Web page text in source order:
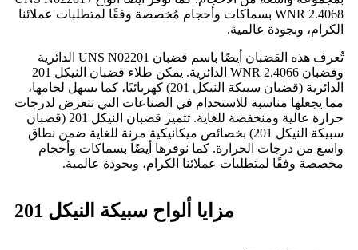
WNR 2.4068 بسماكات وأحجام مُخصصة وفقًا لمتطلبات عملائنا
الكرام، وبجودة عالمية.
تُعرف هذه القضبان أيضًا باسم قضبان UNS N02201 الدائرية
وقضبان WNR 2.4066 الدائرية. يمكن طلاء قضبان النيكل 201
الدائرية (قضبان سبيكة النيكل 201) كهربائيًا، كما يسهل لحامها،
مما يجعلها مناسبة للاستخدام في الصناعات التي تتعرض لدرجات
حرارة عالية ومنخفضة للغاية. تتميز قضبان النيكل 201 (قضبان
سبيكة النيكل 201) بخصائص ميكانيكية مرنة للغاية ضمن نطاق
واسع من درجات الحرارة. كما نوفرها أيضًا بسماكات وأحجام
مخصصة وفقًا لمتطلبات عملائنا الكرام، وبجودة عالمية.
مزايا ألواح سبيكة النيكل 201